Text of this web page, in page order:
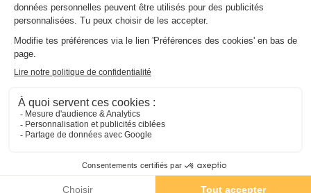
Avis sur Camping Juantcho
Avis TripAdvisor Avis clients
Avis TripAdvisor Avis clients
Avis Clients TripAdvisor